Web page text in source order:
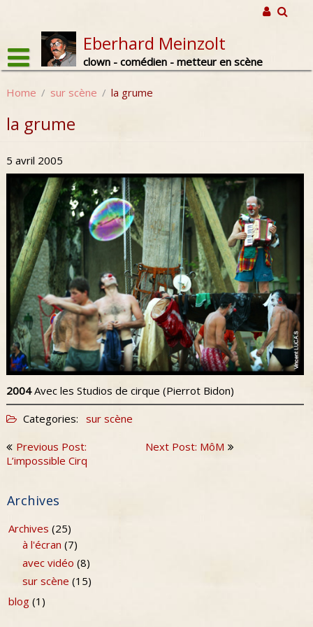
Eberhard Meinzolt
clown - comédien - metteur en scène
Home / sur scène / la grume
la grume
5 avril 2005
2004Avec les Studios de cirque (Pierrot Bidon)
Categories: sur scène
Navigation
de
Previous Post:
L’impossible Cirq
Next Post: MôM
Archives
Archives (25)
à l'écran (7)
avec vidéo (8)
sur scène (15)
blog(1)